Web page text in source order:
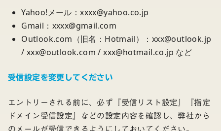
Yahoo!メール：xxxx@yahoo.co.jp
Gmail：xxxx@gmail.com
Outlook.com（旧名：Hotmail）：xxx@outlook.jp
/ xxx@outlook.com / xxx@hotmail.co.jp など
受信設定を変更してください
エントリーされる前に、必ず『受信リスト設定』『指定
ドメイン受信設定』などの設定内容を確認し、弊社から
のメールが受信できるようにしておいてください。